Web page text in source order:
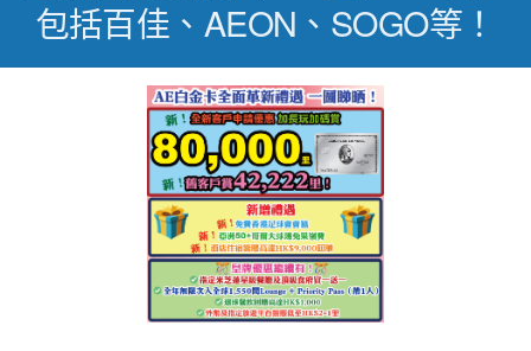
包括百佳、AEON、SOGO等！